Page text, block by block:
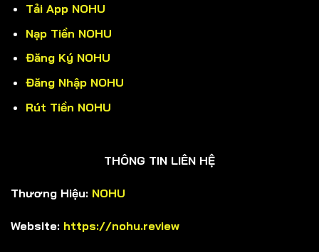
Tải App NOHU
Nạp Tiền NOHU
Đăng Ký NOHU
Đăng Nhập NOHU
Rút Tiền NOHU
THÔNG TIN LIÊN HỆ
Thương Hiệu: NOHU
Website: https://nohu.review